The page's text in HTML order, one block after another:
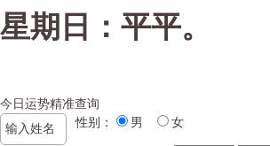
星期日：平平。
今日运势精准查询
性别：
男 女